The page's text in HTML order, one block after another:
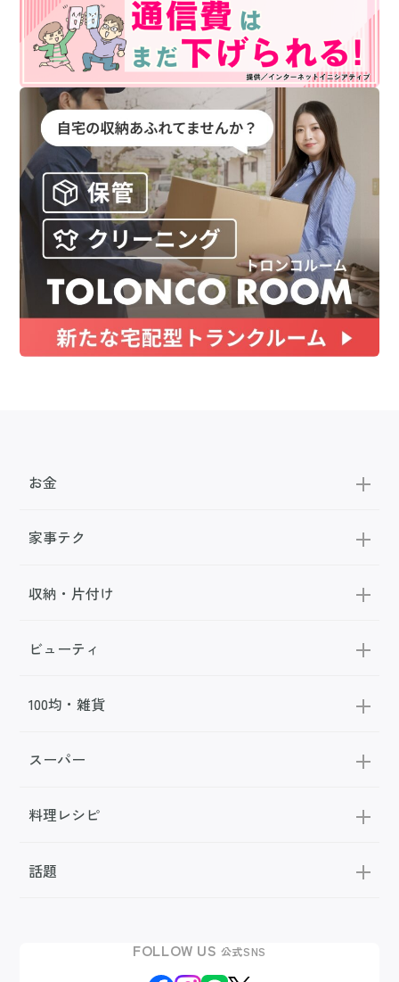
お金
家事テク
収納・片付け
ビューティ
100均・雑貨
スーパー
料理レシピ
話題
FOLLOW US 公式SNS